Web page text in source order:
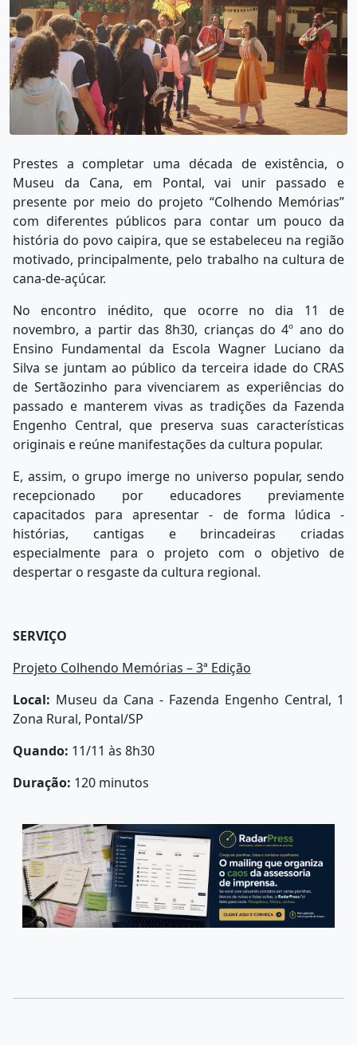
Prestes a completar uma década de existência, o
Museu da Cana, em Pontal, vai unir passado e
presente por meio do projeto “Colhendo Memórias”
com diferentes públicos para contar um pouco da
história do povo caipira, que se estabeleceu na região
motivado, principalmente, pelo trabalho na cultura de
cana-de-açúcar.
No encontro inédito, que ocorre no dia 11 de
novembro, a partir das 8h30, crianças do 4º ano do
Ensino Fundamental da Escola Wagner Luciano da
Silva se juntam ao público da terceira idade do CRAS
de Sertãozinho para vivenciarem as experiências do
passado e manterem vivas as tradições da Fazenda
Engenho Central, que preserva suas características
originais e reúne manifestações da cultura popular.
E, assim, o grupo imerge no universo popular, sendo
recepcionado por educadores previamente
capacitados para apresentar - de forma lúdica -
histórias, cantigas e brincadeiras criadas
especialmente para o projeto com o objetivo de
despertar o resgaste da cultura regional.
SERVIÇO
Projeto Colhendo Memórias – 3ª Edição
Local: Museu da Cana - Fazenda Engenho Central, 1
Zona Rural, Pontal/SP
Quando: 11/11 às 8h30
Duração: 120 minutos